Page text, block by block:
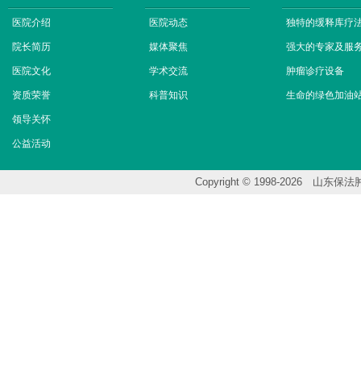
医院介绍
院长简历
医院文化
资质荣誉
领导关怀
公益活动
医院动态
媒体聚焦
学术交流
科普知识
独特的缓释库疗
强大的专家及服
肿瘤诊疗设备
生命的绿色加油
Copyright © 1998-2026 山东保法